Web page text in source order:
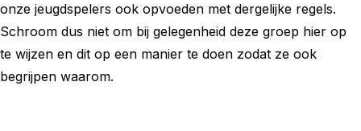
onze jeugdspelers ook opvoeden met dergelijke regels.
Schroom dus niet om bij gelegenheid deze groep hier op
te wijzen en dit op een manier te doen zodat ze ook
begrijpen waarom.